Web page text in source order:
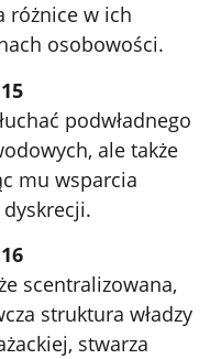
różnice w ich
osobowości.
podwładnego
ale także
mu wsparcia
scentralizowana,
struktura władzy
stwarza